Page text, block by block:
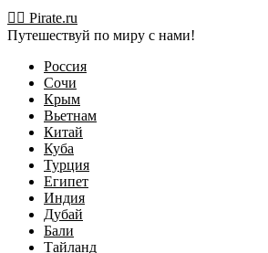
Перейти
к
содержимому
🏴‍☠️ Pirate.ru
Путешествуй по миру с нами!
Россия
Сочи
Крым
Вьетнам
Китай
Куба
Турция
Египет
Индия
Дубай
Бали
Тайланд